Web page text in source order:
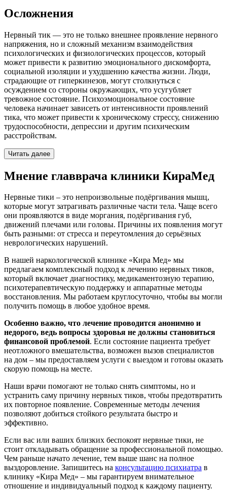
Осложнения
Нервный тик — это не только внешнее проявление нервного
напряжения, но и сложный механизм взаимодействия
психологических и физиологических процессов, который
может привести к развитию эмоционального дискомфорта,
социальной изоляции и ухудшению качества жизни. Люди,
страдающие от гиперкинезов, могут столкнуться с
осуждением со стороны окружающих, что усугубляет
тревожное состояние. Психоэмоциональное состояние
человека начинает зависеть от интенсивности проявлений
тика, что может привести к хроническому стрессу, снижению
трудоспособности, депрессии и другим психическим
расстройствам.
Читать далее
Мнение главврача клиники КираМед
Нервные тики – это непроизвольные подёргивания мышц,
которые могут затрагивать различные части тела. Чаще всего
они проявляются в виде моргания, подёргивания губ,
движений плечами или головы. Причины их появления могут
быть разными: от стресса и переутомления до серьёзных
неврологических нарушений.
В нашей наркологической клинике «Кира Мед» мы
предлагаем комплексный подход к лечению нервных тиков,
который включает диагностику, медикаментозную терапию,
психотерапевтическую поддержку и аппаратные методы
восстановления. Мы работаем круглосуточно, чтобы вы могли
получить помощь в любое удобное время.
Особенно важно, что лечение проводится анонимно и
недорого, ведь вопросы здоровья не должны становиться
финансовой проблемой. Если состояние пациента требует
неотложного вмешательства, возможен вызов специалистов
на дом – мы предоставляем услуги с выездом и готовы оказать
скорую помощь на месте.
Наши врачи помогают не только снять симптомы, но и
устранить саму причину нервных тиков, чтобы предотвратить
их повторное появление. Современные методы лечения
позволяют добиться стойкого результата быстро и
эффективно.
Если вас или ваших близких беспокоят нервные тики, не
стоит откладывать обращение за профессиональной помощью.
Чем раньше начато лечение, тем выше шанс на полное
выздоровление. Запишитесь на консультацию психиатра в
клинику «Кира Мед» – мы гарантируем внимательное
отношение и индивидуальный подход к каждому пациенту.